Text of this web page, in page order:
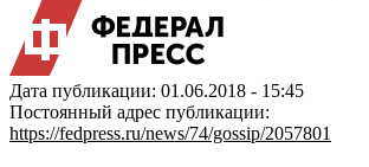
Дата публикации: 01.06.2018 - 15:45
Постоянный адрес публикации:
https://fedpress.ru/news/74/gossip/2057801